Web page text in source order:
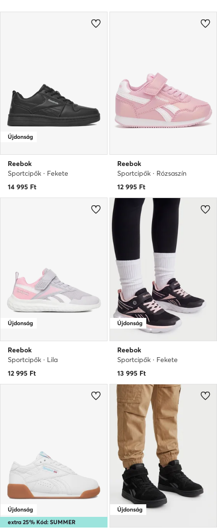
Újdonság
Reebok
Sportcipők · Fekete
14 995 Ft
Reebok
Sportcipők · Rózsaszín
12 995 Ft
Újdonság
Reebok
Sportcipők · Lila
12 995 Ft
Újdonság
Reebok
Sportcipők · Fekete
13 995 Ft
extra 25% Kód: SUMMER
Újdonság Újdonság